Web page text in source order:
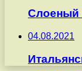
Слоеный
04.08.2021